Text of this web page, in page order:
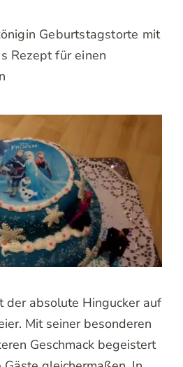
Geburtstagstorte mit
Rezept für einen
der absolute Hingucker auf
Mit seiner besonderen
Geschmack begeistert